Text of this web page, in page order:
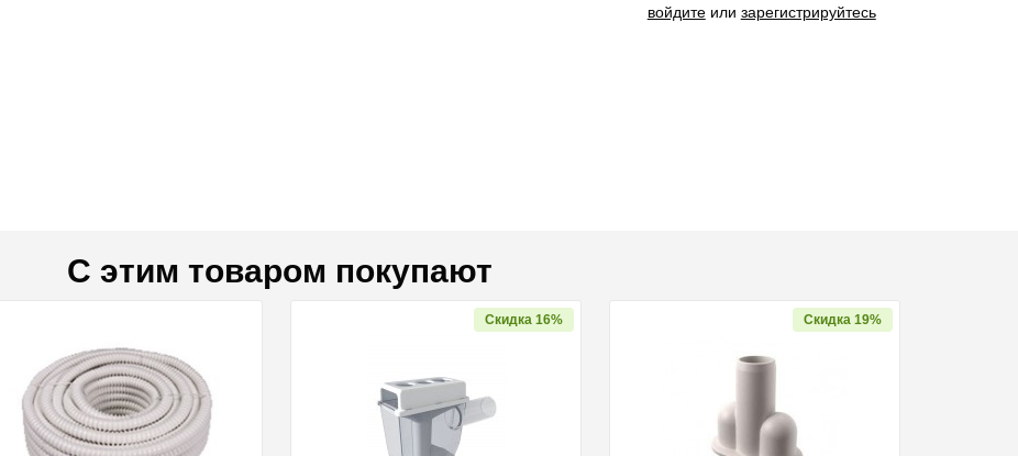
войдитеили зарегистрируйтесь
С этим товаром покупают
Скидка 16% Скидка 19%